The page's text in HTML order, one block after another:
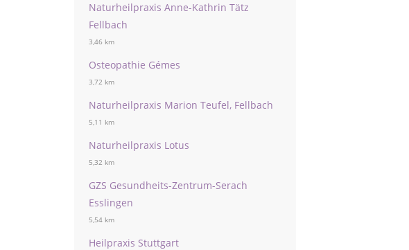
Naturheilpraxis Anne-Kathrin Tätz
Fellbach
3,46 km
Osteopathie Gémes
3,72 km
Naturheilpraxis Marion Teufel, Fellbach
5,11 km
Naturheilpraxis Lotus
5,32 km
GZS Gesundheits-Zentrum-Serach
Esslingen
5,54 km
Heilpraxis Stuttgart